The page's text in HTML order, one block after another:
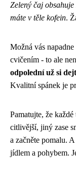
Zelený čaj
máte v těle kofein.
Možná vás
cvičením - to ale
odpolední už si
Kvalitní spánek je
Pamatujte, že
citlivější, jiný zase
a začněte pomalu.
jídlem a pohybem.